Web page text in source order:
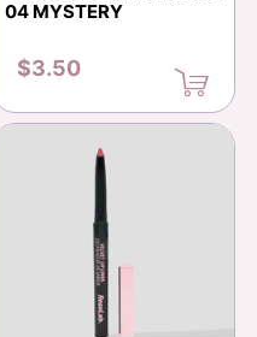
04 MYSTERY
$3.50